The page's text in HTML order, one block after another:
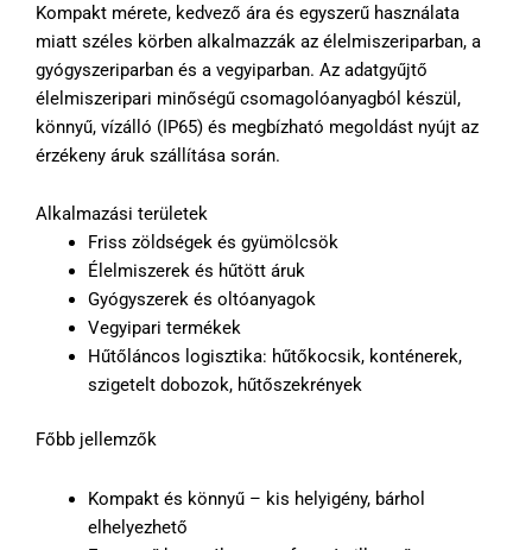
Kompakt mérete, kedvező ára és egyszerű használata
miatt széles körben alkalmazzák az élelmiszeriparban, a
gyógyszeriparban és a vegyiparban. Az adatgyűjtő
élelmiszeripari minőségű csomagolóanyagból készül,
könnyű, vízálló (IP65) és megbízható megoldást nyújt az
érzékeny áruk szállítása során.
Alkalmazási területek
Friss zöldségek és gyümölcsök
Élelmiszerek és hűtött áruk
Gyógyszerek és oltóanyagok
Vegyipari termékek
Hűtőláncos logisztika: hűtőkocsik, konténerek,
szigetelt dobozok, hűtőszekrények
Főbb jellemzők
Kompakt és könnyű – kis helyigény, bárhol
elhelyezhető